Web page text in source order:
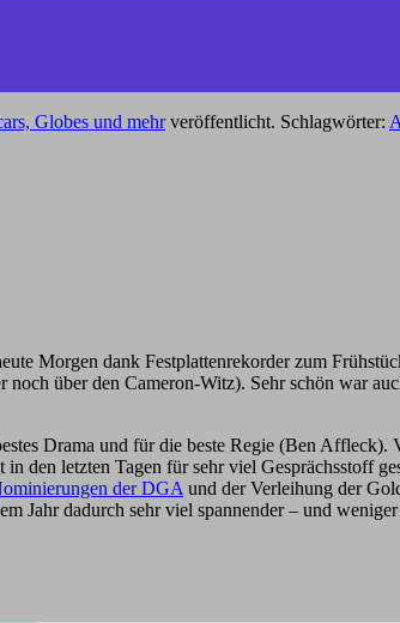
Globes und mehrveröffentlicht. Schlagwörter:
Morgen dank Festplattenrekorder zum
noch über den Cameron-Witz). Sehr schön war
Drama und für die beste Regie (Ben
in den letzten Tagen für sehr viel Gesprächsstoff
der DGA und der Verleihung der
Jahr dadurch sehr viel spannender – und weniger